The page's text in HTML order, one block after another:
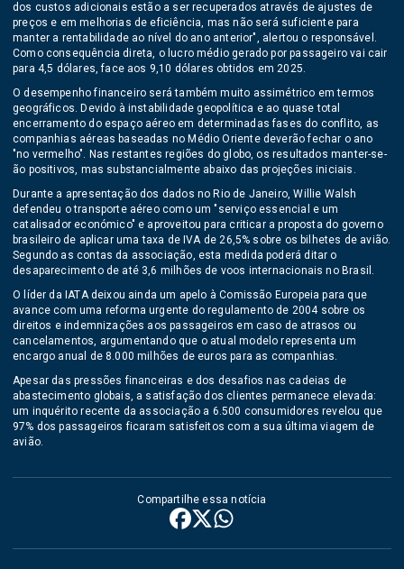
dos custos adicionais estão a ser recuperados através de ajustes de
preços e em melhorias de eficiência, mas não será suficiente para
manter a rentabilidade ao nível do ano anterior", alertou o responsável.
Como consequência direta, o lucro médio gerado por passageiro vai cair
para 4,5 dólares, face aos 9,10 dólares obtidos em 2025.
O desempenho financeiro será também muito assimétrico em termos
geográficos. Devido à instabilidade geopolítica e ao quase total
encerramento do espaço aéreo em determinadas fases do conflito, as
companhias aéreas baseadas no Médio Oriente deverão fechar o ano
"no vermelho". Nas restantes regiões do globo, os resultados manter-se-
ão positivos, mas substancialmente abaixo das projeções iniciais.
Durante a apresentação dos dados no Rio de Janeiro, Willie Walsh
defendeu o transporte aéreo como um "serviço essencial e um
catalisador económico" e aproveitou para criticar a proposta do governo
brasileiro de aplicar uma taxa de IVA de 26,5% sobre os bilhetes de avião.
Segundo as contas da associação, esta medida poderá ditar o
desaparecimento de até 3,6 milhões de voos internacionais no Brasil.
O líder da IATA deixou ainda um apelo à Comissão Europeia para que
avance com uma reforma urgente do regulamento de 2004 sobre os
direitos e indemnizações aos passageiros em caso de atrasos ou
cancelamentos, argumentando que o atual modelo representa um
encargo anual de 8.000 milhões de euros para as companhias.
Apesar das pressões financeiras e dos desafios nas cadeias de
abastecimento globais, a satisfação dos clientes permanece elevada:
um inquérito recente da associação a 6.500 consumidores revelou que
97% dos passageiros ficaram satisfeitos com a sua última viagem de
avião.
Compartilhe essa notícia